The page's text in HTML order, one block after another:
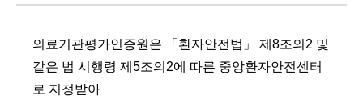
의료기관평가인증원은 「환자안전법」 제8조의2 및
같은 법 시행령 제5조의2에 따른 중앙환자안전센터
로 지정받아